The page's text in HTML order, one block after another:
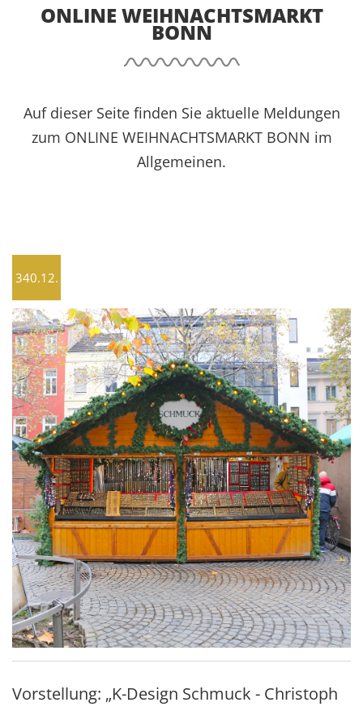
ONLINE WEIHNACHTSMARKT
BONN
Auf dieser Seite finden Sie aktuelle Meldungen
zum ONLINE WEIHNACHTSMARKT BONN im
Allgemeinen.
340.12.
Vorstellung: „K-Design Schmuck - Christoph